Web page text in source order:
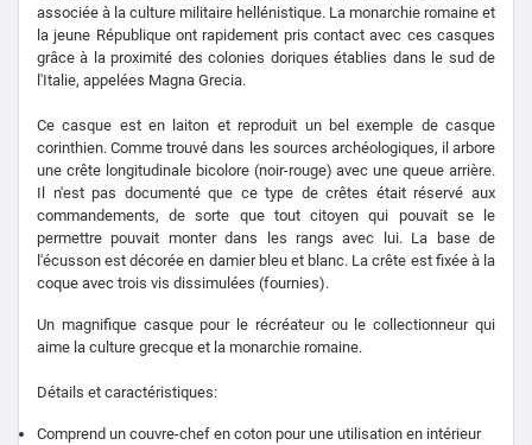
associée à la culture militaire hellénistique. La monarchie romaine et
la jeune République ont rapidement pris contact avec ces casques
grâce à la proximité des colonies doriques établies dans le sud de
l'Italie, appelées Magna Grecia.
Ce casque est en laiton et reproduit un bel exemple de casque
corinthien.Comme trouvé dans les sources archéologiques, il arbore
une crête longitudinale bicolore (noir-rouge) avec une queue arrière.
Il n'est pas documenté que ce type de crêtes était réservé aux
commandements, de sorte que tout citoyen qui pouvait se le
permettre pouvait monter dans les rangs avec lui. La base de
l'écusson est décorée en damier bleu et blanc. La crête est fixée à la
coque avec trois vis dissimulées (fournies).
Un magnifique casque pour le récréateur ou le collectionneur qui
aime la culture grecque et la monarchie romaine.
Détails et caractéristiques:
Comprend un couvre-chef en coton pour une utilisation en intérieur